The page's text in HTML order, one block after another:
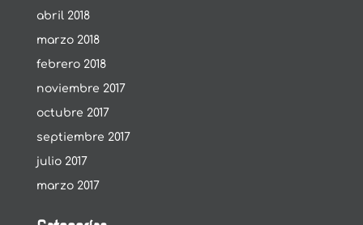
abril 2018
marzo 2018
febrero 2018
noviembre 2017
octubre 2017
septiembre 2017
julio 2017
marzo 2017